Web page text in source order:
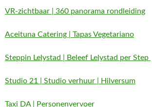
VR-zichtbaar | 360 panorama rondleiding
Aceituna Catering | Tapas Vegetariano
Steppin Lelystad | Beleef Lelystad per Step
Studio 21 | Studio verhuur | Hilversum
Taxi DA | Personenvervoer